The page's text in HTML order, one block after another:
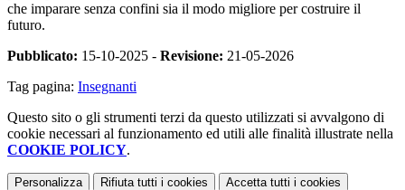
che imparare senza confini sia il modo migliore per costruire il
futuro.
Pubblicato: 15-10-2025 - Revisione: 21-05-2026
Tag pagina: Insegnanti
Questo sito o gli strumenti terzi da questo utilizzati si avvalgono di
cookie necessari al funzionamento ed utili alle finalità illustrate nella
COOKIE POLICY.
Personalizza Rifiuta tutti i cookies Accetta tutti i cookies